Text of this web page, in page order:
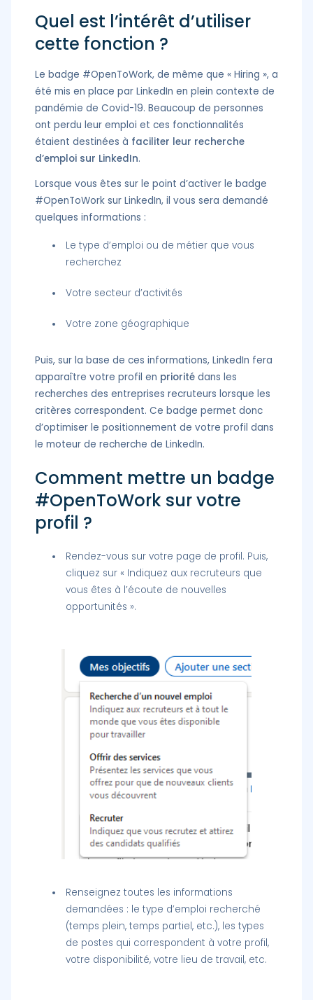
Quel est l’intérêt d’utiliser
cette fonction ?
Le badge #OpenToWork, de même que « Hiring », a
été mis en place par LinkedIn en plein contexte de
pandémie de Covid-19. Beaucoup de personnes
ont perdu leur emploi et ces fonctionnalités
étaient destinées à faciliter leur recherche
d’emploi sur LinkedIn.
Lorsque vous êtes sur le point d’activer le badge
#OpenToWork sur LinkedIn, il vous sera demandé
quelques informations :
Le type d’emploi ou de métier que vous
recherchez
Votre secteur d’activités
Votre zone géographique
Puis, sur la base de ces informations, LinkedIn fera
apparaître votre profil en priorité dans les
recherches des entreprises recruteurs lorsque les
critères correspondent. Ce badge permet donc
d’optimiser le positionnement de votre profil dans
le moteur de recherche de LinkedIn.
Comment mettre un badge
#OpenToWork sur votre
profil ?
Rendez-vous sur votre page de profil. Puis,
cliquez sur « Indiquez aux recruteurs que
vous êtes à l’écoute de nouvelles
opportunités ».
Renseignez toutes les informations
demandées : le type d’emploi recherché
(temps plein, temps partiel, etc.), les types
de postes qui correspondent à votre profil,
votre disponibilité, votre lieu de travail, etc.